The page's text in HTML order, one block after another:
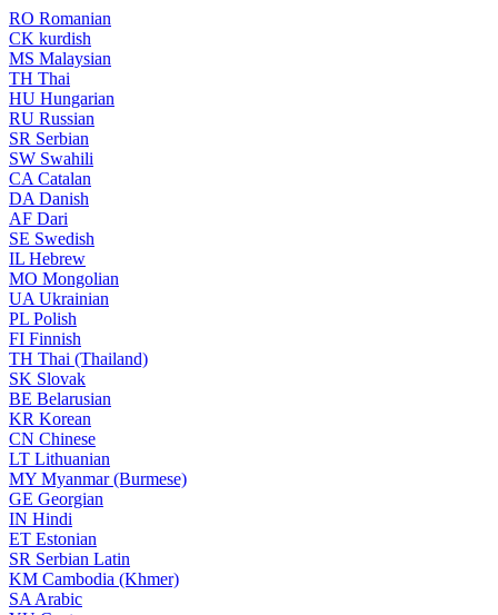
RO Romanian
CK kurdish
MS Malaysian
TH Thai
HU Hungarian
RU Russian
SR Serbian
SW Swahili
CA Catalan
DA Danish
AF Dari
SE Swedish
IL Hebrew
MO Mongolian
UA Ukrainian
PL Polish
FI Finnish
TH Thai (Thailand)
SK Slovak
BE Belarusian
KR Korean
CN Chinese
LT Lithuanian
MY Myanmar (Burmese)
GE Georgian
IN Hindi
ET Estonian
SR Serbian Latin
KM Cambodia (Khmer)
SA Arabic